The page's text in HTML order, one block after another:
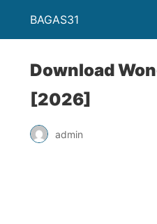
BAGAS31
Download
[2026]
admin